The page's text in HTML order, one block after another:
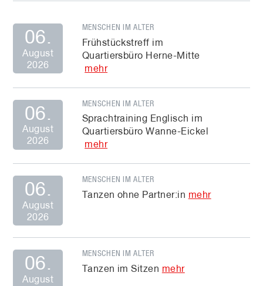
06.
August
2026
MENSCHEN IM ALTER
Frühstückstreff im
Quartiersbüro Herne-Mitte
mehr
06.
August
2026
MENSCHEN IM ALTER
Sprachtraining Englisch im
Quartiersbüro Wanne-Eickel
mehr
06.
August
2026
MENSCHEN IM ALTER
Tanzen ohne Partner:in mehr
06.
August
MENSCHEN IM ALTER
Tanzen im Sitzen mehr